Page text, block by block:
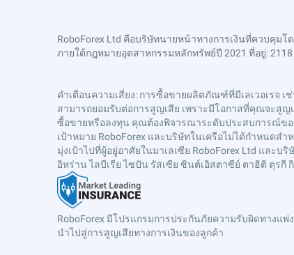
RoboForex Ltd คือบริษัทนายหน้าทางการเงินที่ควบคุมโ
ภายใต้กฎหมายอุตสาหกรรมหลักทรัพย์ปี 2021 ที่อยู่: 2118
คำเตือนความเสี่ยง: การซื้อขายผลิตภัณฑ์ที่มีเลเวอเรจ เ
สามารถยอมรับต่อการสูญเสีย เพราะมีโอกาสที่คุณจะสูญ
ซื้อขายหรือลงทุน คุณต้องพิจารณาระดับประสบการณ์ขอ
เป้าหมาย RoboForex และบริษัทในเครือไม่ได้กำหนด
มุ่งเป้าไปที่ผู้อยู่อาศัยในมาเลเซีย RoboForex Ltd และ
อิหร่าน ไลบีเรีย ไซปัน รัสเซีย ซินต์เอิสตาซีย์ ตาฮิติ ตุรกี
RoboForex มีโปรแกรมการประกันภัยความรับผิดทางแ
นำไปสู่การสูญเสียทางการเงินของลูกค้า